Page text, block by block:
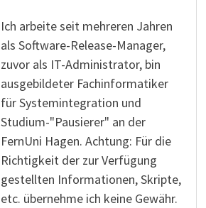
Ich arbeite seit mehreren Jahren
als Software-Release-Manager,
zuvor als IT-Administrator, bin
ausgebildeter Fachinformatiker
für Systemintegration und
Studium-"Pausierer" an der
FernUni Hagen. Achtung: Für die
Richtigkeit der zur Verfügung
gestellten Informationen, Skripte,
etc. übernehme ich keine Gewähr.